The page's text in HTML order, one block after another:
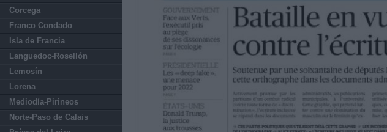
Corcega
Franco Condado
Isla de Francia
Languedoc-Rosellón
Lemosín
Lorena
Mediodía-Pirineos
Norte-Paso de Calais